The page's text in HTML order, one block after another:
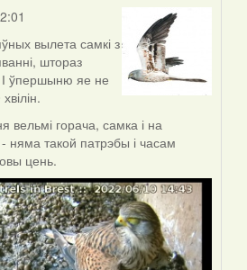
вылета самкі з
штораз
І ўпершыню яе не
вельмі горача, самка і на
няма такой патрэбы і часам
цень.